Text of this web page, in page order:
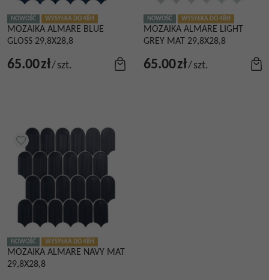
NOWOŚĆ WYSYŁKA DO 48H
MOZAIKA ALMARE BLUE
GLOSS 29,8X28,8
65.00zł/szt.
NOWOŚĆ WYSYŁKA DO 48H
MOZAIKA ALMARE LIGHT
GREY MAT 29,8X28,8
65.00zł/szt.
NOWOŚĆ WYSYŁKA DO 48H
MOZAIKA ALMARE NAVY MAT
29,8X28,8